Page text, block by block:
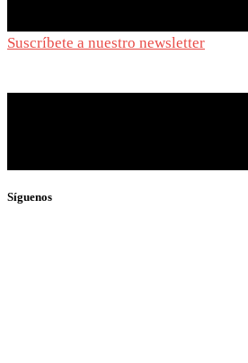
Suscríbete a nuestro newsletter
Síguenos